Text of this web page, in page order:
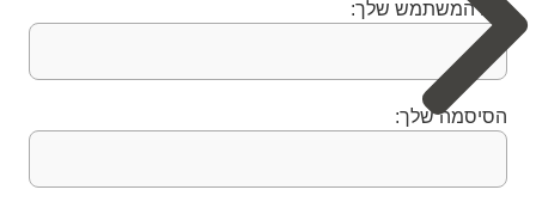
שם המשתמש שלך:
הסיסמה שלך: